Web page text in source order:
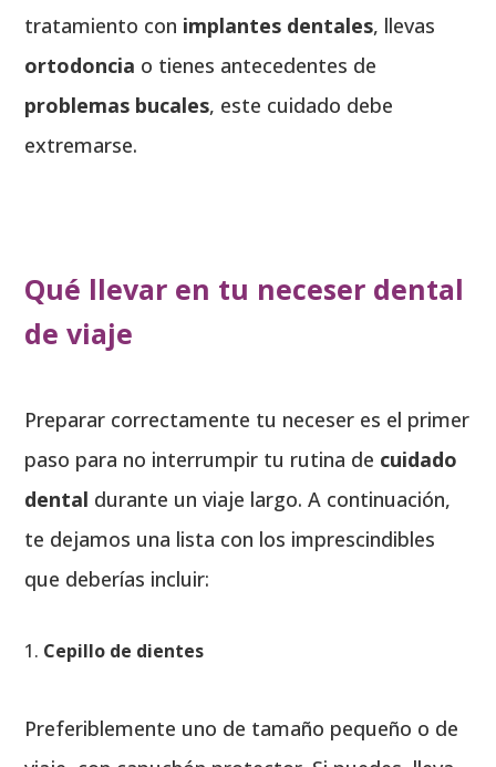
tratamiento con implantes dentales, llevas
ortodoncia o tienes antecedentes de
problemas bucales, este cuidado debe
extremarse.
Qué llevar en tu neceser dental
de viaje
Preparar correctamente tu neceser es el primer
paso para no interrumpir tu rutina de cuidado
dental durante un viaje largo. A continuación,
te dejamos una lista con los imprescindibles
que deberías incluir:
Cepillo de dientes
Preferiblemente uno de tamaño pequeño o de